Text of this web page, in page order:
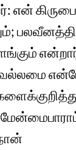
என் கிருபை